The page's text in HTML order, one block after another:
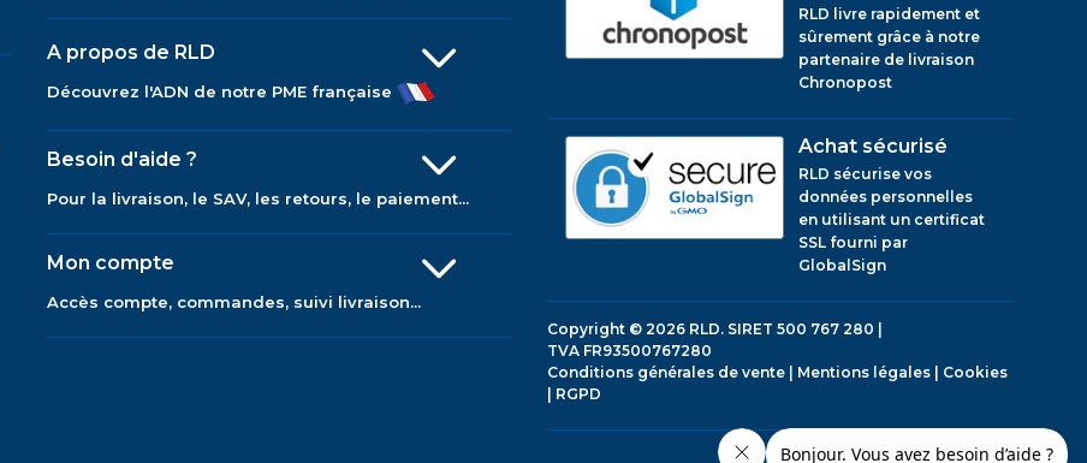
A propos de RLD
Découvrez l'ADN de notre PME française
Besoin d'aide ?
Pour la livraison, le SAV, les retours, le paiement...
Mon compte
Accès compte, commandes, suivi livraison...
RLD livre rapidement et
sûrement grâce à notre
partenaire de livraison
Chronopost
Achat sécurisé
RLD sécurise vos
données personnelles
en utilisant un certificat
SSL fourni par
GlobalSign
Copyright © 2026 RLD. SIRET 500 767 280 |
TVA FR93500767280
Conditions générales de vente
Mentions légales
Cookies
RGPD